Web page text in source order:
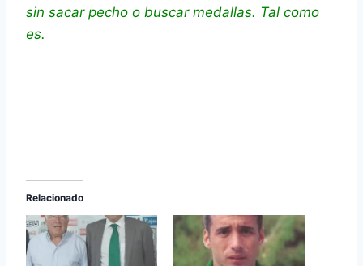
sin sacar pecho o buscar medallas. Tal como
es.
Relacionado